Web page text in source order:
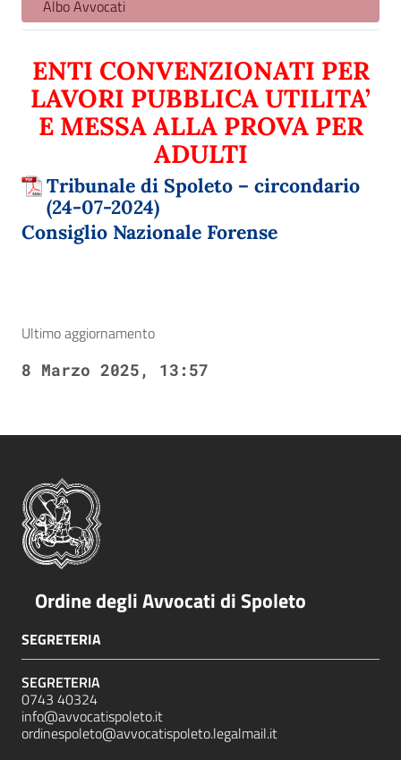
Albo Avvocati
ENTI CONVENZIONATI PER
LAVORI PUBBLICA UTILITA’
E MESSA ALLA PROVA PER
ADULTI
Tribunale di Spoleto – circondario
(24-07-2024)
Consiglio Nazionale Forense
Ultimo aggiornamento
8 Marzo 2025, 13:57
Ordine degli Avvocati di Spoleto
SEGRETERIA
SEGRETERIA
0743 40324
info@avvocatispoleto.it
ordinespoleto@avvocatispoleto.legalmail.it